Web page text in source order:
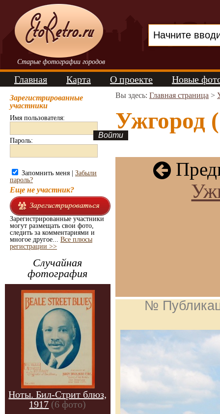
Старые фотографии городов
Главная Карта О проекте Новые
Зарегистрированные
участники
Имя пользователя:
Пароль:
Запомнить меня | Забыли
пароль?
Еще не участник?
Зарегистрированные участники
могут размещать свои фото,
следить за комментариями и
многое другое... Все плюсы
регистрации >>
Случайная
фотография
Ноты. Бил-Стрит блюз,
1917 (6 фото)
Вы здесь: Главная страница >
Ужгород
№